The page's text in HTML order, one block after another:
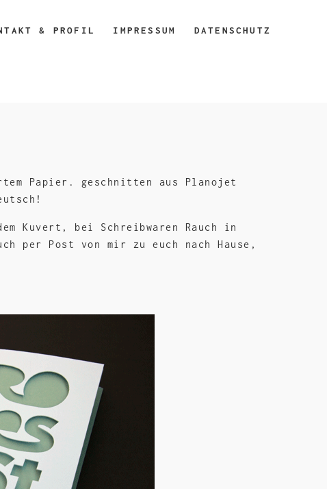
& PROFIL IMPRESSUM DATENSCHUTZ
Papier. geschnitten aus Planojet
Kuvert, bei Schreibwaren Rauch in
per Post von mir zu euch nach Hause,